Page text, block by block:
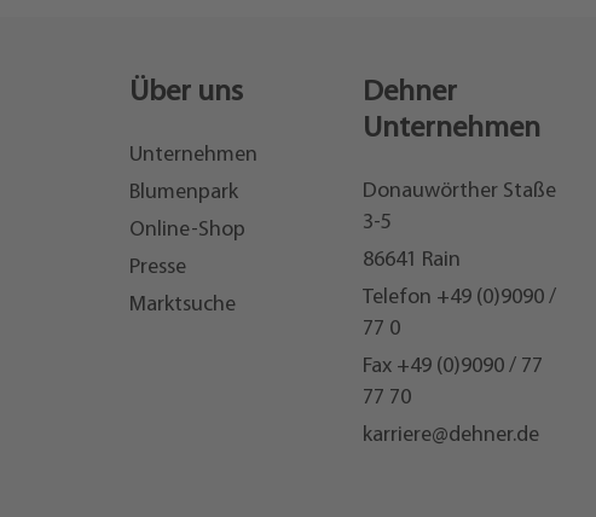
Über uns
Unternehmen
Blumenpark
Online-Shop
Presse
Marktsuche
Dehner
Unternehmen
Donauwörther Staße
3-5
86641 Rain
Telefon +49 (0)9090 /
77 0
Fax +49 (0)9090 / 77
77 70
karriere@dehner.de